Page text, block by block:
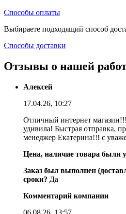
Способы оплаты
Выбираете подходящий способ
Способы доставки
Отзывы о нашей
Алексей
17.04.26, 10:27
Отличный интернет
удивила! Быстрая отправка,
менеджер Екатерина!!! с
Цена, наличие товара были
Заказ был выполнен
сроки? Да
Комментарий компании
06.08.26, 13:57